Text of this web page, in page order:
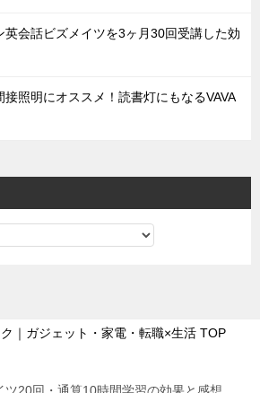
英会話ビズメイツを3ヶ月30回受講した効
接照明にオススメ！読書灯にもなるVAVA
｜ガジェット・家電・転職×生活 TOP
20回・通算10時間学習の効果と感想